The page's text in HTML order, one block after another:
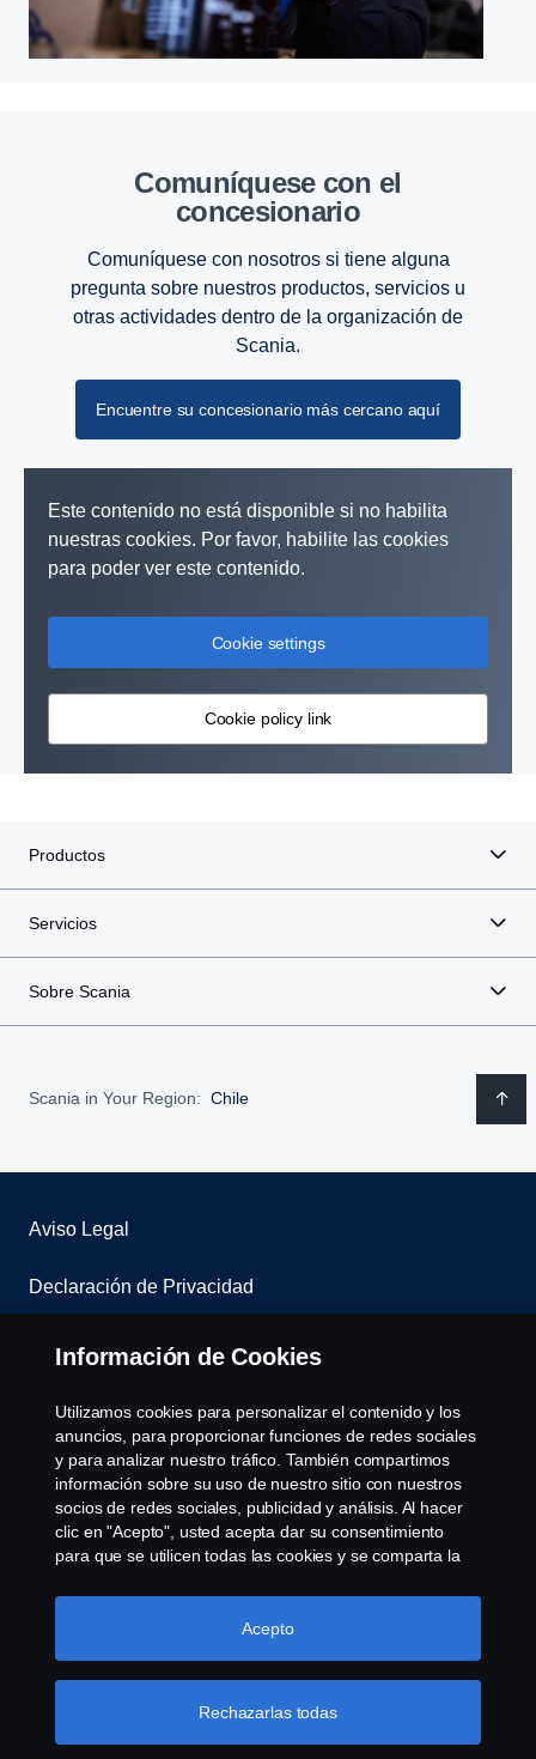
Comuníquese con el
concesionario
Comuníquese con nosotros si tiene alguna
pregunta sobre nuestros productos, servicios u
otras actividades dentro de la organización de
Scania.
Encuentre su concesionario más cercano aquí
Este contenido no está disponible si no habilita
nuestras cookies. Por favor, habilite las cookies
para poder ver este contenido.
Cookie settings
Cookie policy link
Productos
Servicios
Sobre Scania
Scania in Your Region: Chile
Aviso Legal
Declaración de Privacidad
Contáctenos
Sistema de denuncias
Política de Cookies
Cookie settings
© Copyright Scania 2026 All rights reserved. Scania
CV AB (publ), SE-151 87 Södertälje, Sweden, Tel:
Información de Cookies
Utilizamos cookies para personalizar el contenido y los
anuncios, para proporcionar funciones de redes sociales
y para analizar nuestro tráfico. También compartimos
información sobre su uso de nuestro sitio con nuestros
socios de redes sociales, publicidad y análisis. Al hacer
clic en "Acepto", usted acepta dar su consentimiento
para que se utilicen todas las cookies y se comparta la
haciendo clic en "Configuración de cookies" y
seleccionando las categorías que desea aceptar. Para
Más información sobre su privacidad
Rechazarlas todas
Acepto